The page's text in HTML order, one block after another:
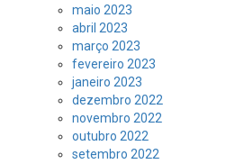
maio 2023
abril 2023
março 2023
fevereiro 2023
janeiro 2023
dezembro 2022
novembro 2022
outubro 2022
setembro 2022